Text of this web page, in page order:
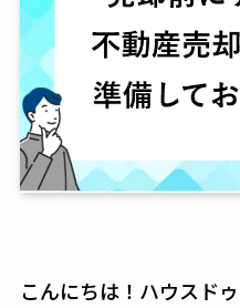
こんにちは！ハウスド